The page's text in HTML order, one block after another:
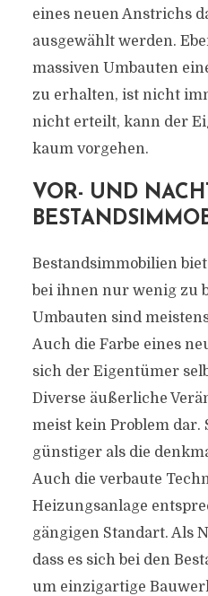
eines neuen Anstrichs
ausgewählt werden.
massiven Umbauten
zu erhalten, ist nicht
nicht erteilt, kann der
kaum vorgehen.
VOR- UND
Bestandsimmobilien
bei ihnen nur wenig zu
Umbauten sind
Auch die Farbe eines
sich der Eigentümer
Diverse äußerliche
meist kein Problem dar.
günstiger als die
Auch die verbaute
Heizungsanlage
gängigen Standart. Als
dass es sich bei den
um einzigartige